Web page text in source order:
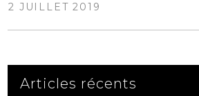
2 JUILLET 2019
Articles récents